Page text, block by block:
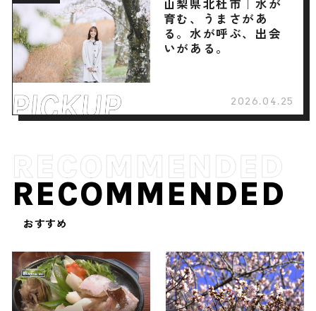
山梨県北杜市｜水が
育む、うまさがあ
る。水が呼ぶ、出会
いがある。
2026.04.25
RECOMMENDED
おすすめ